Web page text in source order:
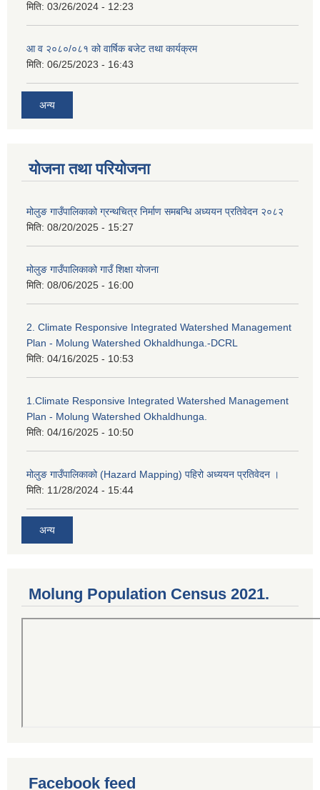
मिति: 03/26/2024 - 12:23
आ व २०८०/०८१ को वार्षिक बजेट तथा कार्यक्रम
मिति: 06/25/2023 - 16:43
अन्य
योजना तथा परियोजना
मोलुङ गाउँपालिकाको ग्रन्थचित्र निर्माण समबन्धि अध्ययन प्रतिवेदन २०८२
मिति: 08/20/2025 - 15:27
मोलुङ गाउँपालिकाको गाउँ शिक्षा योजना
मिति: 08/06/2025 - 16:00
2. Climate Responsive Integrated Watershed Management
Plan - Molung Watershed Okhaldhunga.-DCRL
मिति: 04/16/2025 - 10:53
1.Climate Responsive Integrated Watershed Management
Plan - Molung Watershed Okhaldhunga.
मिति: 04/16/2025 - 10:50
मोलुङ गाउँपालिकाको (Hazard Mapping) पहिरो अध्ययन प्रतिवेदन ।
मिति: 11/28/2024 - 15:44
अन्य
Molung Population Census 2021.
Facebook feed